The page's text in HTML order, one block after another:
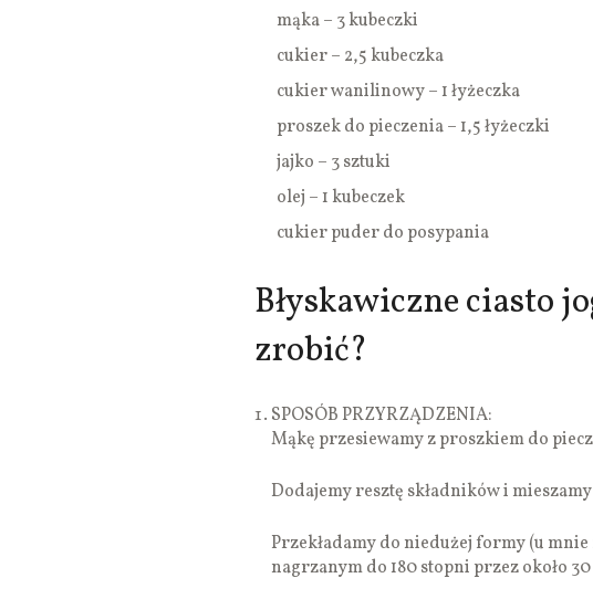
mąka – 3 kubeczki
cukier – 2,5 kubeczka
cukier wanilinowy – 1 łyżeczka
proszek do pieczenia – 1,5 łyżeczki
jajko – 3 sztuki
olej – 1 kubeczek
cukier puder do posypania
Błyskawiczne ciasto
zrobić?
SPOSÓB PRZYRZĄDZENIA:
Mąkę przesiewamy z proszkiem do
Dodajemy resztę składników i mieszamy
Przekładamy do niedużej formy (u
nagrzanym do 180 stopni przez około